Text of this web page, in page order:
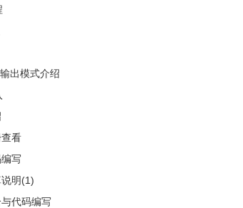
出模式介绍
看
写
明(1)
代码编写